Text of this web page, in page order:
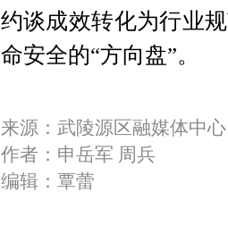
约谈成效转化为行业
命安全的“方向盘”。
来源：武陵源区融媒体中心
作者：申岳军 周兵
编辑：覃蕾